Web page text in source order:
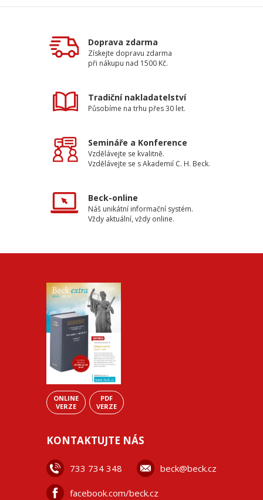
Doprava zdarma
Získejte dopravu zdarma
při nákupu nad 1500 Kč.
Tradiční nakladatelství
Působíme na trhu přes 30 let.
Semináře a Konference
Vzdělávejte se kvalitně.
Vzdělávejte se s Akademií C. H. Beck.
Beck-online
Náš unikátní informační systém.
Vždy aktuální, vždy online.
ONLINE
VERZE
PDF
VERZE
KONTAKTUJTE NÁS
733 734 348 beck@beck.cz
facebook.com/beck.cz